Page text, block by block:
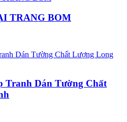
TRANG BOM
Tranh Dán Tường Chất